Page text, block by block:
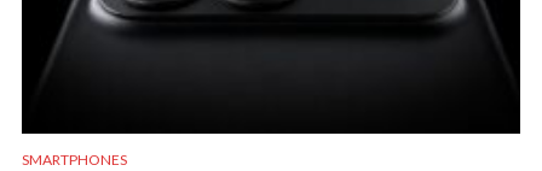
SMARTPHONES